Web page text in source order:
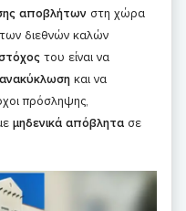
αποβλήτων στη χώρα
διεθνών καλών
του είναι να
ανακύκλωση και να
πρόσληψης,
μηδενικά απόβλητα σε